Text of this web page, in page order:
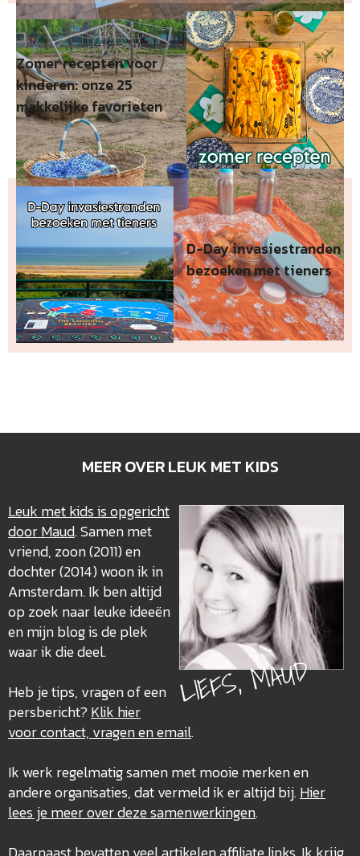
Zomer recepten voor
kinderen: onze 25
makkelijke favorieten
D-Day invasiestranden
bezoeken met tieners
MEER OVER LEUK MET KIDS
LIEFS, MAUD
Leuk met kids is opgericht
door Maud. Samen met
vriend, zoon (2011) en
dochter (2014) woon ik in
Amsterdam. Ik ben altijd
op zoek naar leuke ideeën
en mijn blog is de plek
waar ik die deel.
Heb je tips, vragen of een
persbericht?Klik hier
voor contact, vragen en email.
Ik werk regelmatig samen met mooie merken en
andere organisaties, dat vermeld ik er altijd bij.Hier
lees je meer over dezesamenwerkingen.